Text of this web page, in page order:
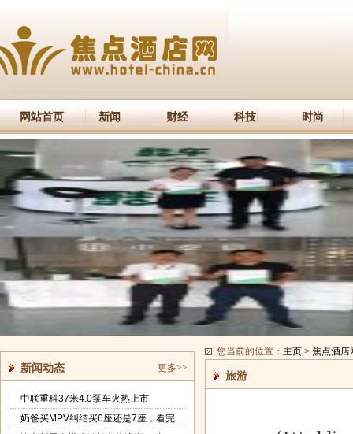
网站首页 新闻 财经 科技 时尚
更多>>
新闻动态
中联重科37米4.0泵车火热上市
奶爸买MPV纠结买6座还是7座，看完
您当前的位置： 主页 > 焦点酒店
旅游